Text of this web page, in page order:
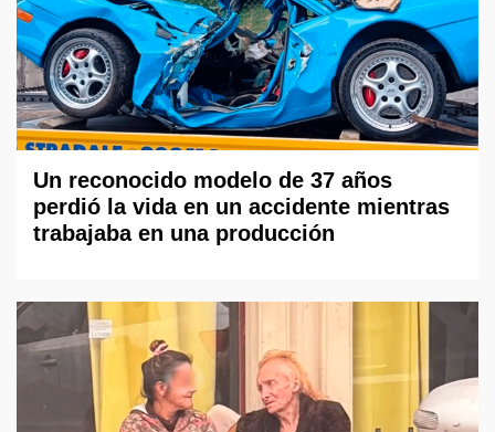
Un reconocido modelo de 37 años
perdió la vida en un accidente mientras
trabajaba en una producción